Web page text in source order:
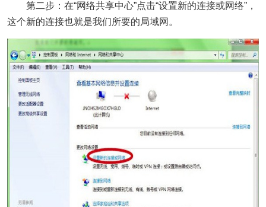
第二步：在“网络共享中心”点击“设置新的连接或网络”，
这个新的连接也就是我们所要的局域网。